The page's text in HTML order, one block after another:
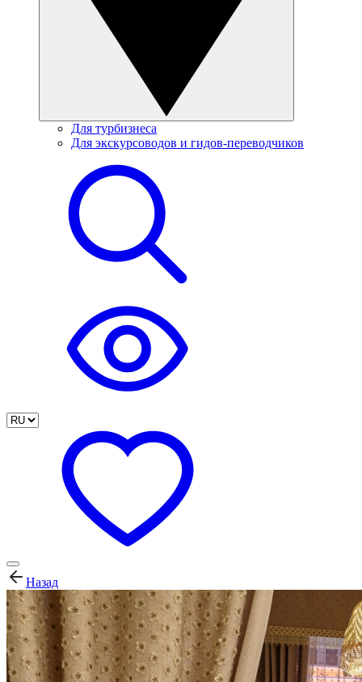
Для турбизнеса
Для экскурсоводов и гидов-переводчиков
Назад